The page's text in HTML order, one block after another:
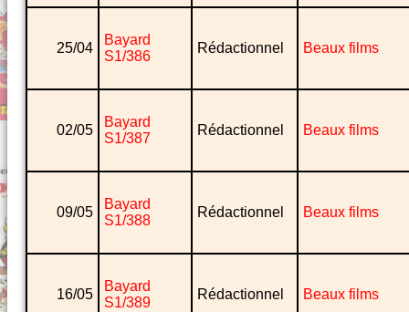
25/04
Bayard
S1/386
Rédactionnel Beaux films
02/05
Bayard
S1/387
Rédactionnel Beaux films
09/05
Bayard
S1/388
Rédactionnel Beaux films
16/05
Bayard
S1/389
Rédactionnel Beaux films